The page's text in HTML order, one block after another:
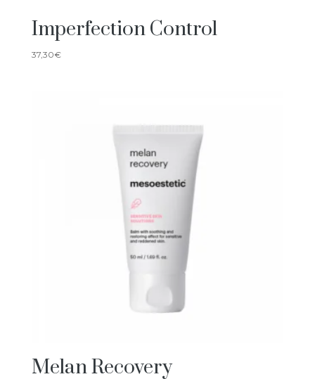
Imperfection Control
37,30€
Melan Recovery